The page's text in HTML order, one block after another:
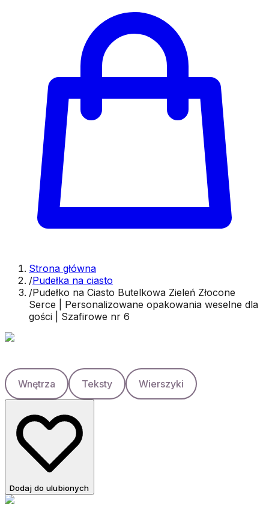
Strona główna
/Pudełka na ciasto
/Pudełko na Ciasto Butelkowa Zieleń Złocone
Serce | Personalizowane opakowania weselne dla
gości | Szafirowe nr 6
Wnętrza Teksty Wierszyki
Dodaj do ulubionych